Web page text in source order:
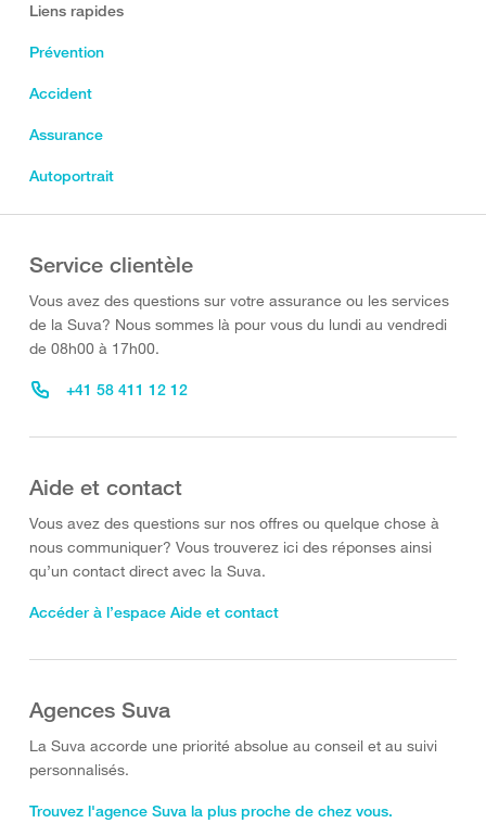
Liens rapides
Prévention
Accident
Assurance
Autoportrait
Service clientèle
Vous avez des questions sur votre assurance ou les services
de la Suva? Nous sommes là pour vous du lundi au vendredi
de 08h00 à 17h00.
+41 58 411 12 12
Aide et contact
Vous avez des questions sur nos offres ou quelque chose à
nous communiquer? Vous trouverez ici des réponses ainsi
qu’un contact direct avec la Suva.
Accéder à l’espace Aide et contact
Agences Suva
La Suva accorde une priorité absolue au conseil et au suivi
personnalisés.
Trouvez l'agence Suva la plus proche de chez vous.